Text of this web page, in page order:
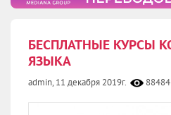
БЕСПЛАТНЫЕ КУРСЫ
ЯЗЫКА
admin, 11 декабря 2019г. 88484